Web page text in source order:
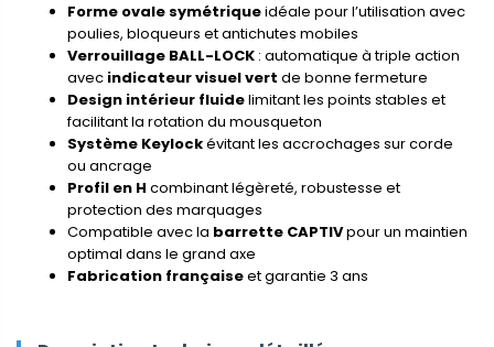
Forme ovale symétriqueidéale pour l’utilisation avec
poulies, bloqueurs et antichutes mobiles
Verrouillage BALL-LOCK : automatique à triple action
avec indicateur visuel vert de bonne fermeture
Design intérieur fluidelimitant les points stables et
facilitant la rotation du mousqueton
Système Keylockévitant les accrochages sur corde
ou ancrage
Profil en H combinant légèreté, robustesse et
protection des marquages
Compatible avec la barrette CAPTIVpour un maintien
optimal dans le grand axe
Fabrication françaiseet garantie 3 ans